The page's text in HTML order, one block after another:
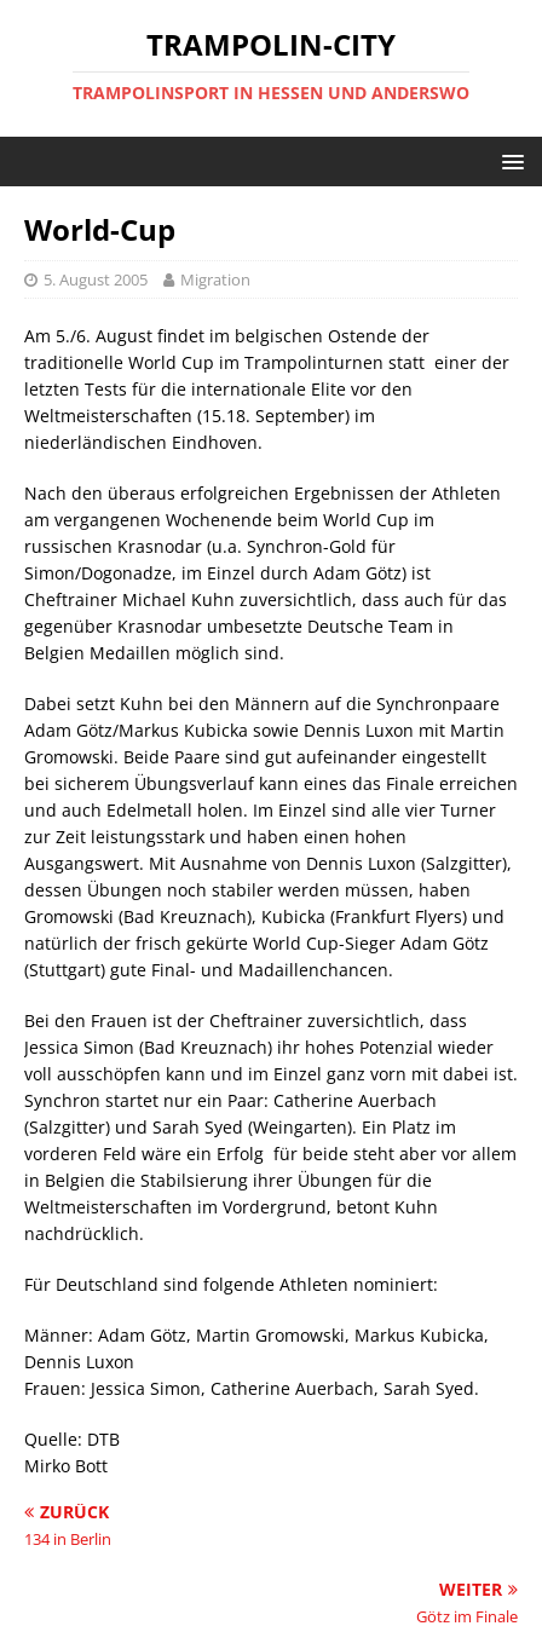
TRAMPOLIN-CITY
TRAMPOLINSPORT IN HESSEN UND ANDERSWO
World-Cup
5. August 2005 Migration
Am 5./6. August findet im belgischen Ostende der
traditionelle World Cup im Trampolinturnen statt  einer der
letzten Tests für die internationale Elite vor den
Weltmeisterschaften (15.18. September) im
niederländischen Eindhoven.
Nach den überaus erfolgreichen Ergebnissen der Athleten
am vergangenen Wochenende beim World Cup im
russischen Krasnodar (u.a. Synchron-Gold für
Simon/Dogonadze, im Einzel durch Adam Götz) ist
Cheftrainer Michael Kuhn zuversichtlich, dass auch für das
gegenüber Krasnodar umbesetzte Deutsche Team in
Belgien Medaillen möglich sind.
Dabei setzt Kuhn bei den Männern auf die Synchronpaare
Adam Götz/Markus Kubicka sowie Dennis Luxon mit Martin
Gromowski. Beide Paare sind gut aufeinander eingestellt 
bei sicherem Übungsverlauf kann eines das Finale erreichen
und auch Edelmetall holen. Im Einzel sind alle vier Turner
zur Zeit leistungsstark und haben einen hohen
Ausgangswert. Mit Ausnahme von Dennis Luxon (Salzgitter),
dessen Übungen noch stabiler werden müssen, haben
Gromowski (Bad Kreuznach), Kubicka (Frankfurt Flyers) und
natürlich der frisch gekürte World Cup-Sieger Adam Götz
(Stuttgart) gute Final- und Madaillenchancen.
Bei den Frauen ist der Cheftrainer zuversichtlich, dass
Jessica Simon (Bad Kreuznach) ihr hohes Potenzial wieder
voll ausschöpfen kann und im Einzel ganz vorn mit dabei ist.
Synchron startet nur ein Paar: Catherine Auerbach
(Salzgitter) und Sarah Syed (Weingarten). Ein Platz im
vorderen Feld wäre ein Erfolg  für beide steht aber vor allem
in Belgien die Stabilsierung ihrer Übungen für die
Weltmeisterschaften im Vordergrund, betont Kuhn
nachdrücklich.
Für Deutschland sind folgende Athleten nominiert:
Männer: Adam Götz, Martin Gromowski, Markus Kubicka,
Dennis Luxon
Frauen: Jessica Simon, Catherine Auerbach, Sarah Syed.
Quelle: DTB
Mirko Bott
ZURÜCK
134 in Berlin
WEITER
Götz im Finale